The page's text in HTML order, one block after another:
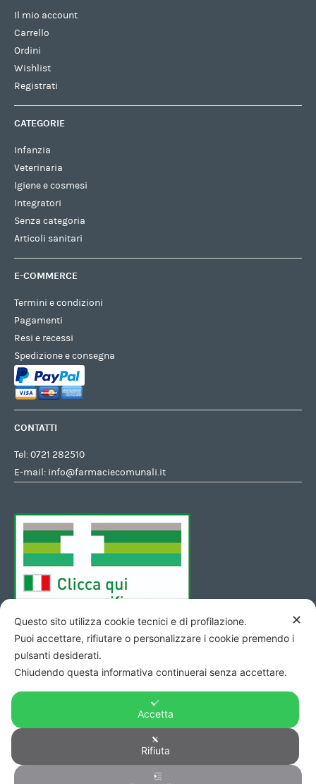
Il mio account
Carrello
Ordini
Wishlist
Registrati
CATEGORIE
Infanzia
Veterinaria
Igiene e cosmesi
Integratori
Senza categoria
Articoli sanitari
E-COMMERCE
Termini e condizioni
Pagamenti
Resi e recessi
Spedizione e consegna
CONTATTI
Tel:0721 282510
E-mail: info@farmaciecomunali.it
Copyright © 2026 - Codice Fiscale/Partita Iva 01423690419 R.E.A.
di Pesaro n. 140952 -
✕
Questo sito utilizza cookie tecnici e di profilazione.
Puoi accettare, rifiutare o personalizzare i cookie premendo i
pulsanti desiderati.
Chiudendo questa informativa continuerai senza accettare.
Accetta
Rifiuta